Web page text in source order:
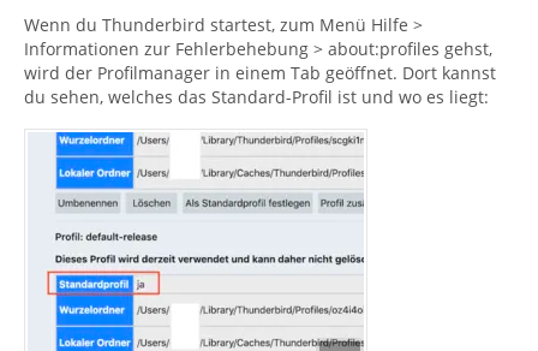
Wenn du Thunderbird startest, zum Menü Hilfe >
Informationen zur Fehlerbehebung > about:profiles gehst,
wird der Profilmanager in einem Tab geöffnet. Dort kannst
du sehen, welches das Standard-Profil ist und wo es liegt: